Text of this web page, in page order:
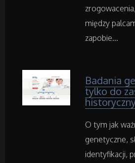
Salony,
Materiały
Materiały
Inne Agencje
Rekreacja
między
zapobie...
Badania
tylko do
O tym jak
genetyczne,
identyfikacji,